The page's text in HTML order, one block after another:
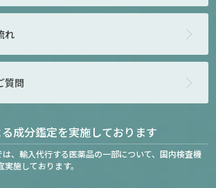
れ
質問
成分鑑定を実施しております
は、輸入代行する医薬品の一部について、国内検査機
施しております。